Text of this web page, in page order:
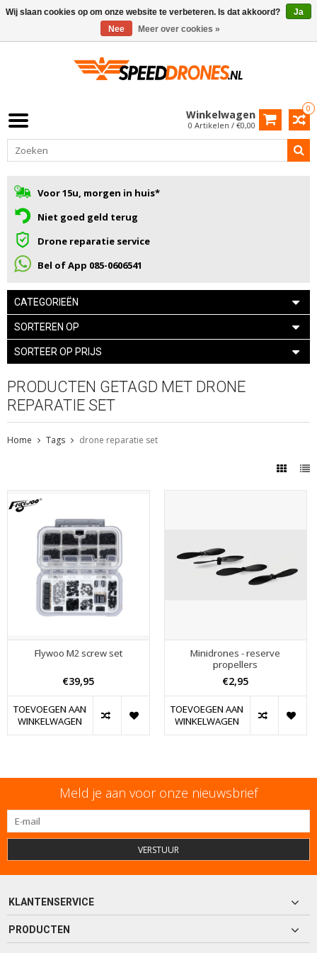
0
Winkelwagen
0 Artikelen / €0,00
Voor 15u, morgen in huis*
Niet goed geld terug
Drone reparatie service
Bel of App 085-0606541
CATEGORIEËN
SORTEREN OP
SORTEER OP PRIJS
PRODUCTEN GETAGD MET DRONE
REPARATIE SET
Home Tags drone reparatie set
Flywoo M2 screw set
€39,95
TOEVOEGEN AAN
WINKELWAGEN
Minidrones - reserve
propellers
€2,95
TOEVOEGEN AAN
WINKELWAGEN
Meld je aan voor onze nieuwsbrief
VERSTUUR
KLANTENSERVICE
PRODUCTEN
Wij slaan cookies op om onze website te verbeteren. Is dat akkoord?
Ja
Nee
Meer over cookies »